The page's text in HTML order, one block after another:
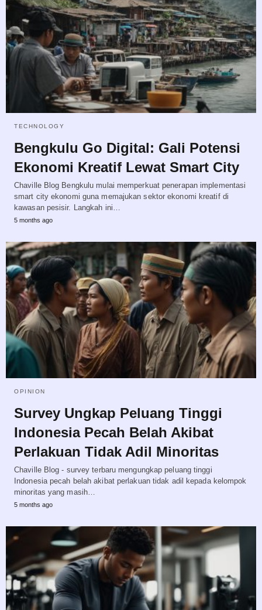
TECHNOLOGY
Bengkulu Go Digital: Gali Potensi
Ekonomi Kreatif Lewat Smart City
Chaville Blog Bengkulu mulai memperkuat penerapan implementasi
smart city ekonomi guna memajukan sektor ekonomi kreatif di
kawasan pesisir. Langkah ini…
5 months ago
OPINION
Survey Ungkap Peluang Tinggi
Indonesia Pecah Belah Akibat
Perlakuan Tidak Adil Minoritas
Chaville Blog - survey terbaru mengungkap peluang tinggi
Indonesia pecah belah akibat perlakuan tidak adil kepada kelompok
minoritas yang masih…
5 months ago